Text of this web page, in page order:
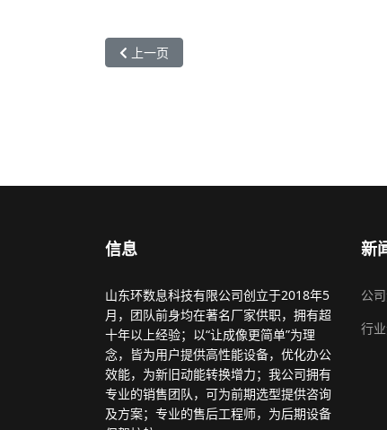
上一篇文章: 精档通JDT-80 桌面款智能页码打码
上一页
信息
山东环数息科技有限公司创立于2018年5
月，团队前身均在著名厂家供职，拥有超
十年以上经验；以“让成像更简单”为理
念，皆为用户提供高性能设备，优化办公
效能，为新旧动能转换增力；我公司拥有
专业的销售团队，可为前期选型提供咨询
及方案；专业的售后工程师，为后期设备
新
公
行